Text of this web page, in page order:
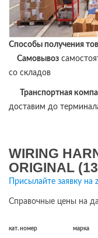
Способы получения
Самовывоз
со складов
Транспортная
доставим до
WIRING
ORIGINAL
Присылайте заявку на
Справочные цены на
кат. номер марка